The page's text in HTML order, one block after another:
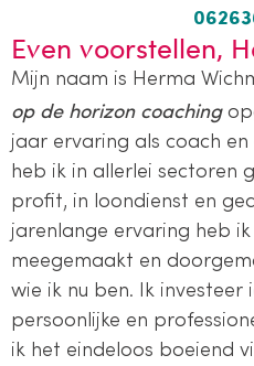
Even voorstellen,
Mijn naam is Herma
op de horizon coaching
jaar ervaring als coach
heb ik in allerlei sectoren
profit, in loondienst en
jarenlange ervaring heb ik
meegemaakt en
wie ik nu ben. Ik investeer
persoonlijke en
ik het eindeloos boeiend